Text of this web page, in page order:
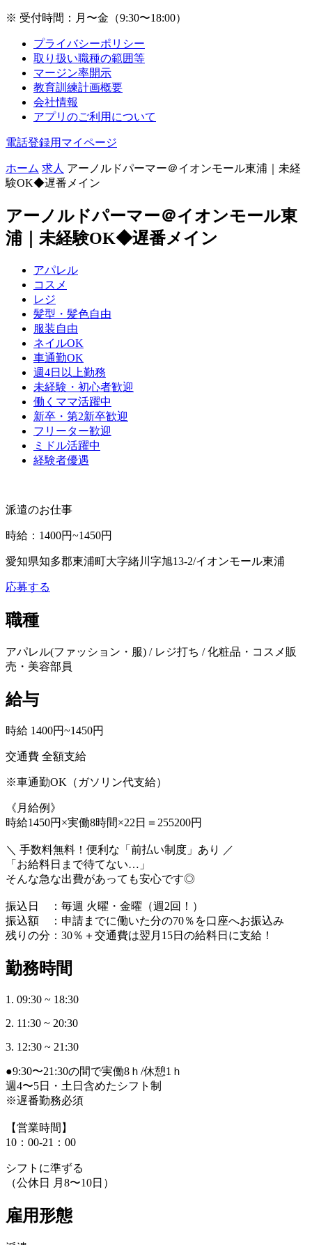
※ 受付時間：月〜金（9:30〜18:00）
プライバシーポリシー
取り扱い職種の範囲等
マージン率開示
教育訓練計画概要
会社情報
アプリのご利用について
電話登録用マイページ
ホーム 求人 アーノルドパーマー＠イオンモール東浦｜未経
験OK◆遅番メイン
アーノルドパーマー＠イオンモール東
浦｜未経験OK◆遅番メイン
アパレル
コスメ
レジ
髪型・髪色自由
服装自由
ネイルOK
車通勤OK
週4日以上勤務
未経験・初心者歓迎
働くママ活躍中
新卒・第2新卒歓迎
フリーター歓迎
ミドル活躍中
経験者優遇
派遣のお仕事
時給 ： 1400円~1450円
愛知県知多郡東浦町大字緒川字旭13-2/イオンモール東浦
応募する
職種
アパレル(ファッション・服) / レジ打ち / 化粧品・コスメ販
売・美容部員
給与
時給 1400円~1450円
交通費 全額支給
※車通勤OK（ガソリン代支給）
《月給例》
時給1450円×実働8時間×22日＝255200円
＼ 手数料無料！便利な「前払い制度」あり ／
「お給料日まで待てない…」
そんな急な出費があっても安心です◎
振込日 ：毎週 火曜・金曜（週2回！）
振込額 ：申請までに働いた分の70％を口座へお振込み
残りの分：30％＋交通費は翌月15日の給料日に支給！
勤務時間
1. 09:30 ~ 18:30
2. 11:30 ~ 20:30
3. 12:30 ~ 21:30
●9:30〜21:30の間で実働8ｈ/休憩1ｈ
週4〜5日・土日含めたシフト制
※遅番勤務必須
【営業時間】
10：00-21：00
シフトに準ずる
（公休日 月8〜10日）
雇用形態